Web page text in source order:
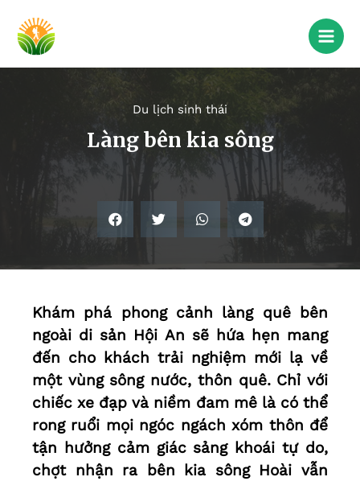
Du lịch sinh thái
Làng bên kia sông
Khám phá phong cảnh làng quê bên
ngoài di sản Hội An sẽ hứa hẹn mang
đến cho khách trải nghiệm mới lạ về
một vùng sông nước, thôn quê. Chỉ với
chiếc xe đạp và niềm đam mê là có thể
rong ruổi mọi ngóc ngách xóm thôn để
tận hưởng cảm giác sảng khoái tự do,
chợt nhận ra bên kia sông Hoài vẫn